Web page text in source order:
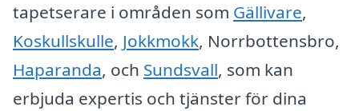
tapetserare i områden som Gällivare,
Koskullskulle, Jokkmokk, Norrbottensbro,
Haparanda, och Sundsvall, som kan
erbjuda expertis och tjänster för dina